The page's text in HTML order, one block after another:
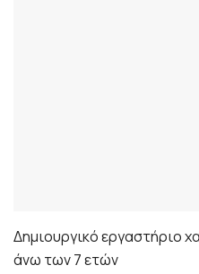
Δημιουργικό εργαστήριο
άνω των 7 ετών